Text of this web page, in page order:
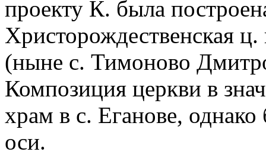
проекту К. была
Христорождественская
(ныне с. Тимоново
Композиция церкви в
храм в с. Еганове, однако
оси.